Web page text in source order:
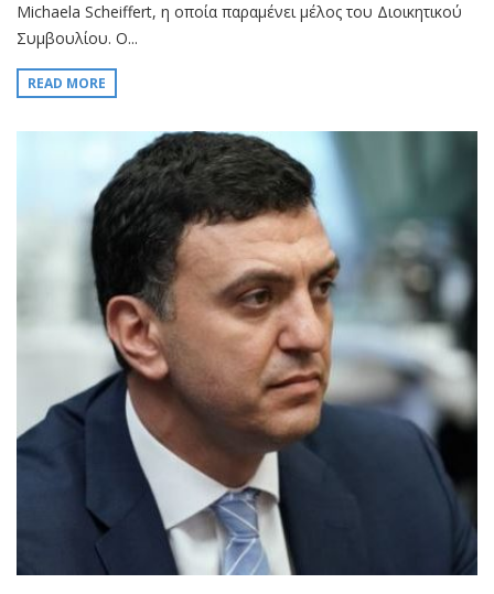
Michaela Scheiffert, η οποία παραμένει μέλος του Διοικητικού
Συμβουλίου. O...
READ MORE